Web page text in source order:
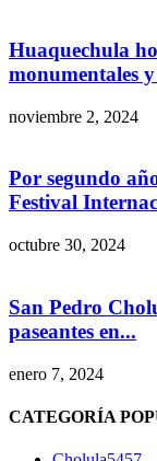
Huaquechula
monumentales
noviembre 2, 2024
Por segundo
Festival
octubre 30, 2024
San Pedro
paseantes en...
enero 7, 2024
CATEGORÍA